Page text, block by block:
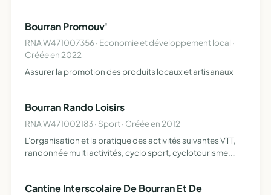
Bourran Promouv'
RNA W471007356 · Economie et développement local ·
Créée en 2022
Assurer la promotion des produits locaux et artisanaux
Bourran Rando Loisirs
RNA W471002183 · Sport · Créée en 2012
L'organisation et la pratique des activités suivantes VTT,
randonnée multi activités, cyclo sport, cyclotourisme,
Cantine Interscolaire De Bourran Et De